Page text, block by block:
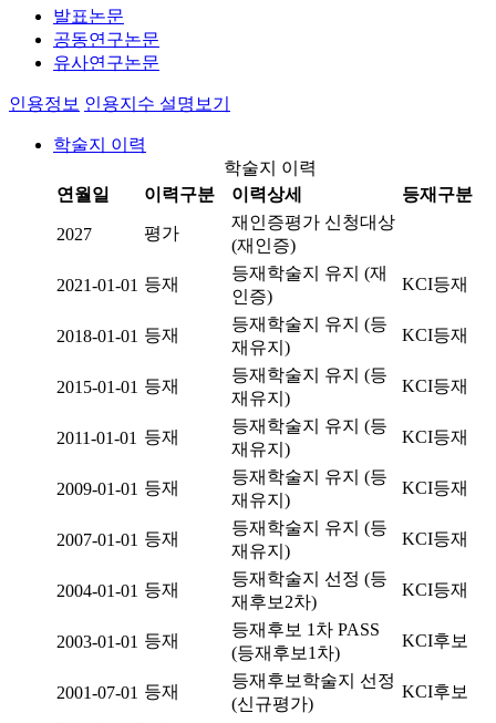
발표논문
공동연구논문
유사연구논문
인용정보 인용지수 설명보기
학술지 이력
학술지 이력
연월일
이력구분 이력상세 등재구분
2027 평가
재인증평가 신청대상
(재인증)
2021-01-01 등재
등재학술지 유지 (재
인증)
KCI등재
2018-01-01 등재
등재학술지 유지 (등
재유지)
KCI등재
2015-01-01 등재
등재학술지 유지 (등
재유지)
KCI등재
2011-01-01 등재
등재학술지 유지 (등
재유지)
KCI등재
2009-01-01 등재
등재학술지 유지 (등
재유지)
KCI등재
2007-01-01 등재
등재학술지 유지 (등
재유지)
KCI등재
2004-01-01 등재
등재학술지 선정 (등
재후보2차)
KCI등재
2003-01-01 등재
등재후보 1차 PASS
(등재후보1차)
KCI후보
2001-07-01 등재
등재후보학술지 선정
(신규평가)
KCI후보